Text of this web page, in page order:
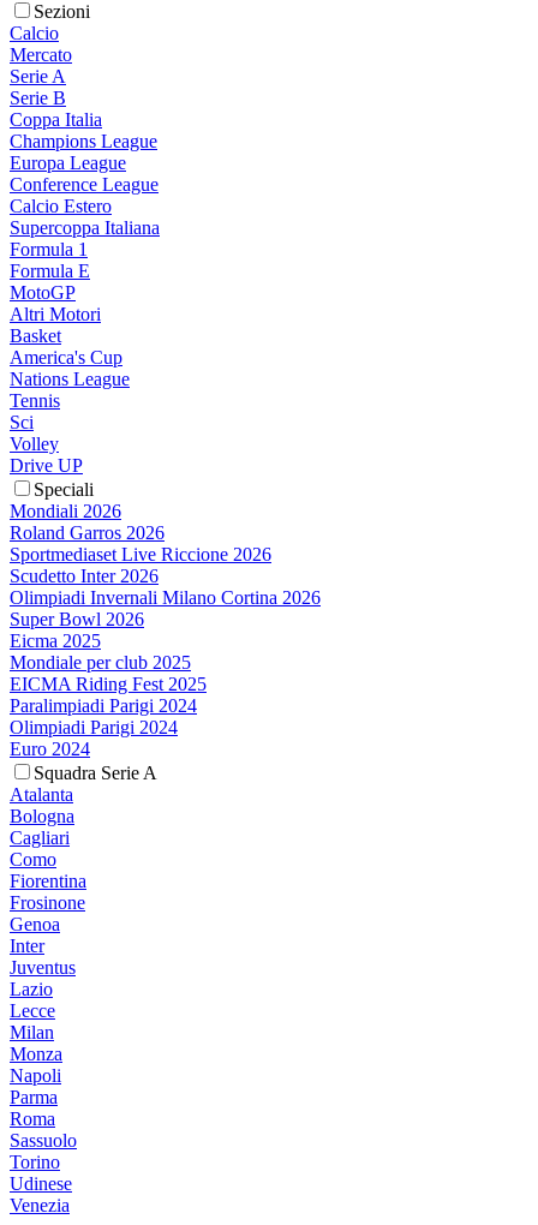
Sezioni
Calcio
Mercato
Serie A
Serie B
Coppa Italia
Champions League
Europa League
Conference League
Calcio Estero
Supercoppa Italiana
Formula 1
Formula E
MotoGP
Altri Motori
Basket
America's Cup
Nations League
Tennis
Sci
Volley
Drive UP
Speciali
Mondiali 2026
Roland Garros 2026
Sportmediaset Live Riccione 2026
Scudetto Inter 2026
Olimpiadi Invernali Milano Cortina 2026
Super Bowl 2026
Eicma 2025
Mondiale per club 2025
EICMA Riding Fest 2025
Paralimpiadi Parigi 2024
Olimpiadi Parigi 2024
Euro 2024
Squadra Serie A
Atalanta
Bologna
Cagliari
Como
Fiorentina
Frosinone
Genoa
Inter
Juventus
Lazio
Lecce
Milan
Monza
Napoli
Parma
Roma
Sassuolo
Torino
Udinese
Venezia